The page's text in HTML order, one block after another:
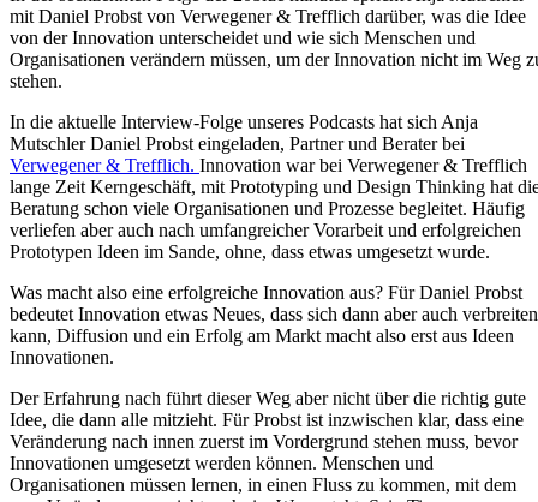
mit Daniel Probst von Verwegener & Trefflich darüber, was die Idee
von der Innovation unterscheidet und wie sich Menschen und
Organisationen verändern müssen, um der Innovation nicht im Weg
stehen.
In die aktuelle Interview-Folge unseres Podcasts hat sich Anja
Mutschler Daniel Probst eingeladen, Partner und Berater bei
Verwegener & Trefflich. Innovation war bei Verwegener & Trefflich
lange Zeit Kerngeschäft, mit Prototyping und Design Thinking hat
Beratung schon viele Organisationen und Prozesse begleitet. Häufig
verliefen aber auch nach umfangreicher Vorarbeit und erfolgreichen
Prototypen Ideen im Sande, ohne, dass etwas umgesetzt wurde.
Was macht also eine erfolgreiche Innovation aus? Für Daniel Probst
bedeutet Innovation etwas Neues, dass sich dann aber auch verbreiten
kann, Diffusion und ein Erfolg am Markt macht also erst aus Ideen
Innovationen.
Der Erfahrung nach führt dieser Weg aber nicht über die richtig gute
Idee, die dann alle mitzieht. Für Probst ist inzwischen klar, dass eine
Veränderung nach innen zuerst im Vordergrund stehen muss, bevor
Innovationen umgesetzt werden können. Menschen und
Organisationen müssen lernen, in einen Fluss zu kommen, mit dem